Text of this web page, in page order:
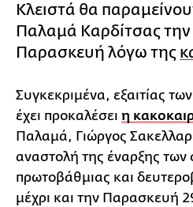
Κλειστά θα
Παλαμά Καρδίτσας την
Παρασκευή λόγω της
Συγκεκριμένα, εξαιτίας
έχει προκαλέσει η
Παλαμά, Γιώργος
αναστολή της έναρξης των
πρωτοβάθμιας και
μέχρι και την Παρασκευή